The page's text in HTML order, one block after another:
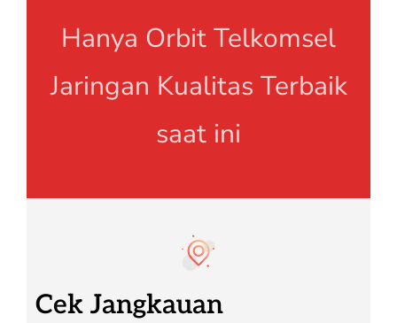
Hanya Orbit Telkomsel
Jaringan Kualitas Terbaik
saat ini
Cek Jangkauan